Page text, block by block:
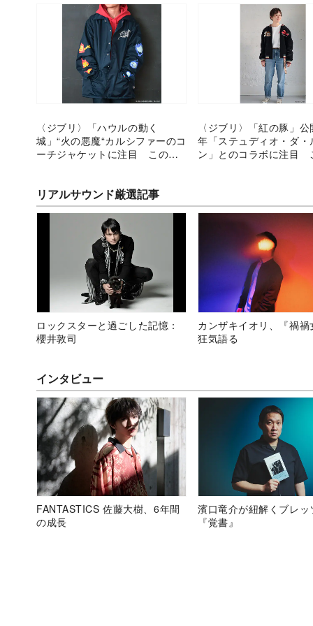
〈ジブリ〉「ハウルの動く
城」“火の悪魔“カルシファーのコ
ーチジャケットに注目 この秋
〈ジブリ〉「紅の豚」
年「ステュディオ・ダ・
ン」とのコラボに注目
リアルサウンド厳選記事
ロックスターと過ごした記憶：
櫻井敦司
カンザキイオリ、『禍禍
狂気語る
インタビュー
FANTASTICS 佐藤大樹、6年間
の成長
濱口竜介が紐解くブレッ
『覚書』